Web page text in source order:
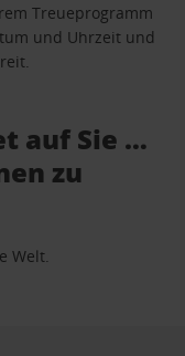
Treueprogramm
und Uhrzeit und
auf Sie …
zu
Welt.